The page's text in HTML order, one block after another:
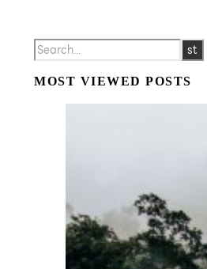
MOST VIEWED POSTS